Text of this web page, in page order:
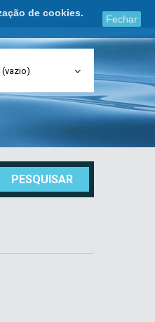
de cookies.
Fechar
(vazio)
PESQUISAR